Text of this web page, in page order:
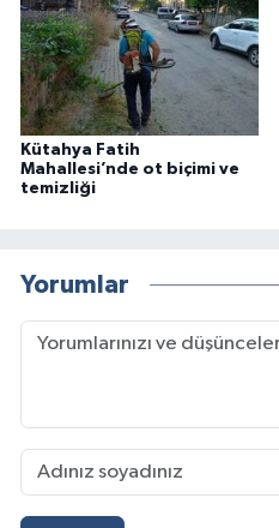
Kütahya Fatih
Mahallesi’nde ot biçimi ve
temizliği
Yorumlar